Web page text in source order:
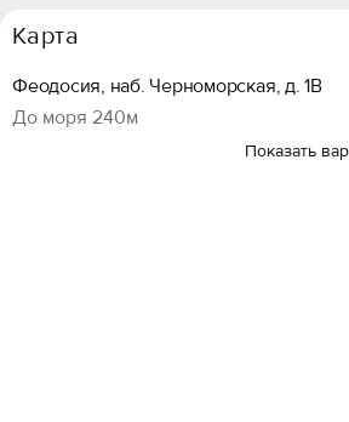
Карта
Феодосия, наб. Черноморская, д. 1В
До моря 240м
Показать